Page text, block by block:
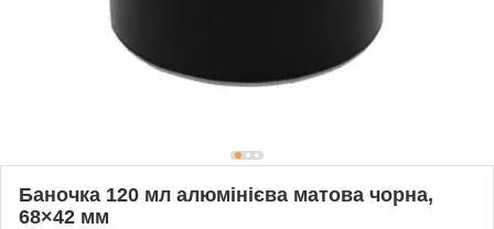
Баночка 120 мл алюмінієва матова чорна,
68×42 мм